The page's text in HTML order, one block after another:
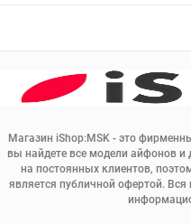
Магазин iShop:MSK - это
вы найдете все модели айфонов
на постоянных клиентов,
является публичной офертой.